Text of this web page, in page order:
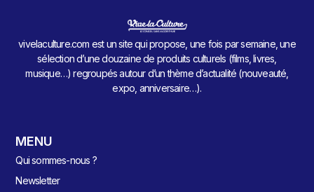
vivelaculture.com est un site qui propose, une fois par semaine, une
sélection d’une douzaine de produits culturels (films, livres,
musique…) regroupés autour d’un thème d’actualité (nouveauté,
expo, anniversaire…).
MENU
Qui sommes-nous ?
Newsletter